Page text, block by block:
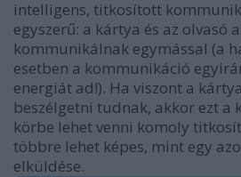
intelligens, titkosított
egyszerű: a kártya és az olvasó
kommunikálnak egymással (a
esetben a kommunikáció
energiát ad!). Ha viszont a
beszélgetni tudnak, akkor ezt a
körbe lehet venni komoly
többre lehet képes, mint egy
elküldése.